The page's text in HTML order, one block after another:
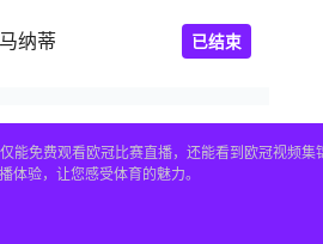
马纳蒂 已结束
免费观看欧冠比赛直播，还能看到欧冠视频
验，让您感受体育的魅力。